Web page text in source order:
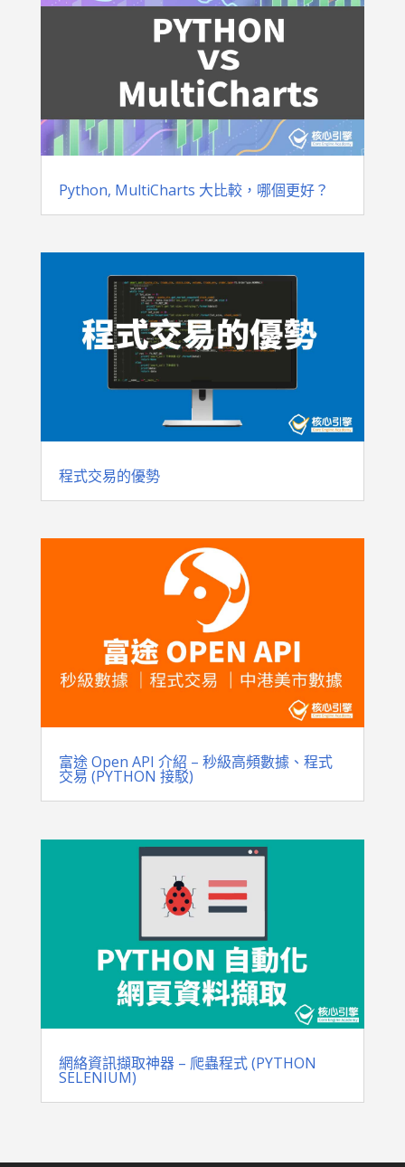
Python, MultiCharts 大比較，哪個更好？
程式交易的優勢
富途 Open API 介紹 – 秒級高頻數據、程式
交易 (PYTHON 接駁)
網絡資訊擷取神器 – 爬蟲程式 (PYTHON
SELENIUM)